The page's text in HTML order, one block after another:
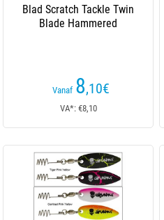
Blad Scratch Tackle Twin
Blade Hammered
Vanaf 8,10€
VA*: €8,10